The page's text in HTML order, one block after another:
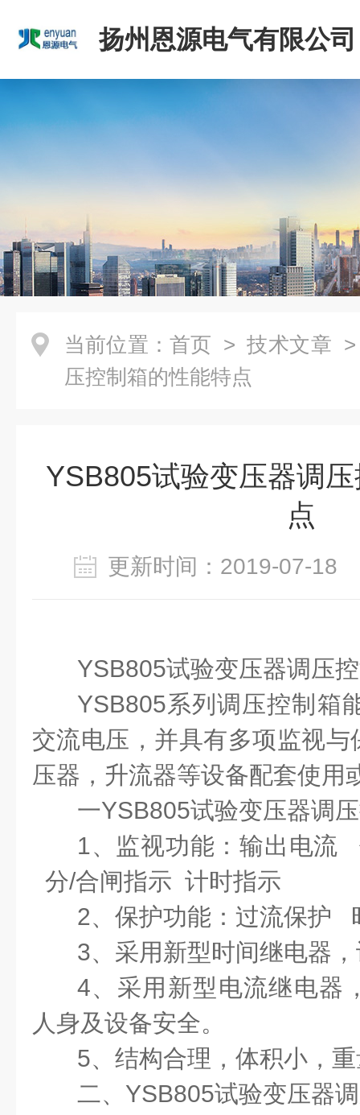
扬州恩源电气有限公司
当前位置： 首页 > 技术文章
压控制箱的性能特点
YSB805试验变压器调
点
更新时间：2019-07-
YSB805试验变压器调压
YSB805系列调压控制箱
交流电压，并具有多项监视
压器 ， 升流器等设备配套使用
一YSB805试验变压器调
1、监视功能：输出电
分/合闸指示 计时指示
2、保护功能：过流保护
3、采用新型时间继电器
4、采用新型电流继电器
人身及设备安全。
5、结构合理，体积小，
二、 YSB805试验变压器